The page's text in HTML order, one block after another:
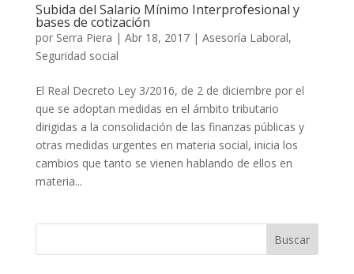
Subida del Salario Mínimo Interprofesional y
bases de cotización
por Serra Piera | Abr 18, 2017| Asesoría Laboral,
Seguridad social
El Real Decreto Ley 3/2016, de 2 de diciembre por el
que se adoptan medidas en el ámbito tributario
dirigidas a la consolidación de las finanzas públicas y
otras medidas urgentes en materia social, inicia los
cambios que tanto se vienen hablando de ellos en
materia...
Buscar